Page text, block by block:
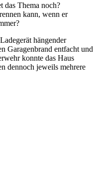
das Thema noch?
kann, wenn er
hängender
Garagenbrand entfacht und
konnte das Haus
dennoch jeweils mehrere